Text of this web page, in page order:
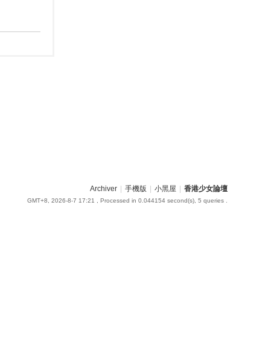
Archiver 手機版 小黑屋 香港少女論壇
GMT+8, 2026-8-7 17:21 , Processed in 0.044154 second(s), 5 queries .